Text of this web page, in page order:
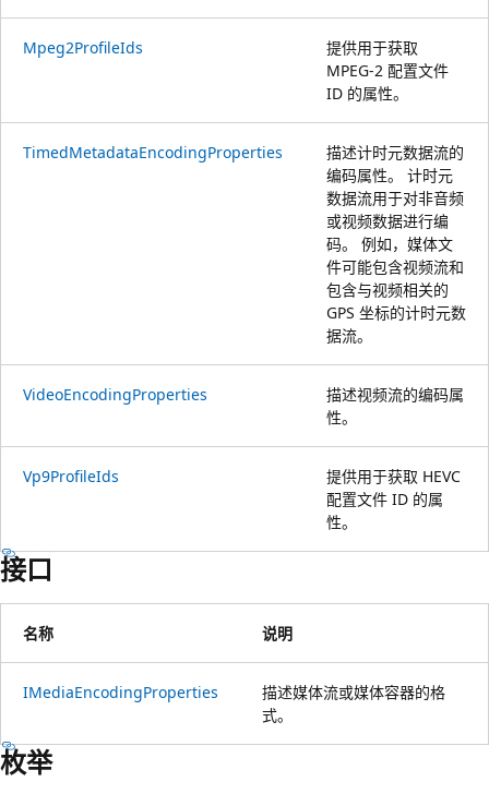
Mpeg2ProfileIds
提供用于获取
MPEG-2 配置文件
ID 的属性。
TimedMetadataEncodingProperties
描述计时元数据流的
编码属性。 计时元
数据流用于对非音频
或视频数据进行编
码。 例如，媒体文
件可能包含视频流和
包含与视频相关的
GPS 坐标的计时元数
据流。
VideoEncodingProperties
描述视频流的编码属
性。
Vp9ProfileIds
提供用于获取 HEVC
配置文件 ID 的属
性。
接口
名称 说明
IMediaEncodingProperties
描述媒体流或媒体容器的格
式。
枚举